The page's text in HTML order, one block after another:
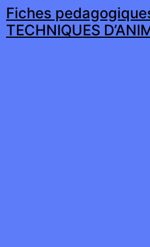
Fiches
TECHNIQUES